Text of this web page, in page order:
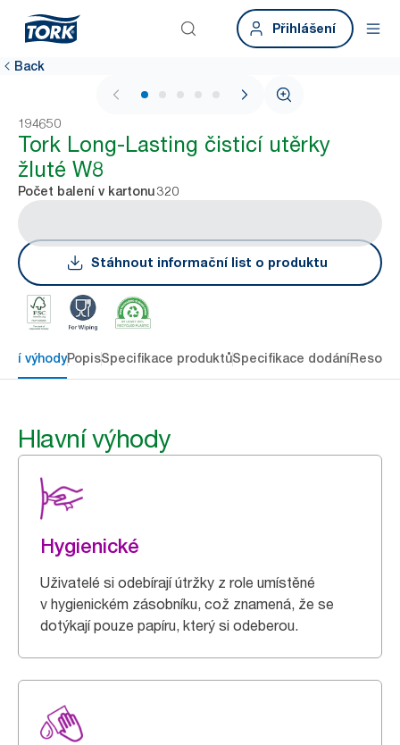
Přihlášení
Back
1 / 5
194650
Tork Long-Lasting čisticí utěrky
žluté W8
Počet balení v kartonu320
Stáhnout informační list o produktu
výhodyPopisSpecifikace produktůSpecifikace dodání
Hlavní výhody
Hygienické
Uživatelé si odebírají útržky z role umístěné
v hygienickém zásobníku, což znamená, že se
dotýkají pouze papíru, který si odeberou.